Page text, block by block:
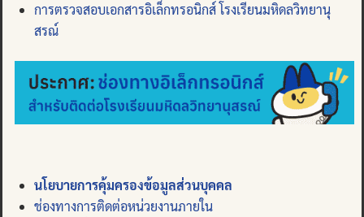
การตรวจสอบเอกสารอิเล็กทรอนิกส์ โรงเรียนมหิดลวิทยานุ
สรณ์
นโยบายการคุ้มครองข้อมูลส่วนบุคคล
ช่องทางการติดต่อหน่วยงานภายใน